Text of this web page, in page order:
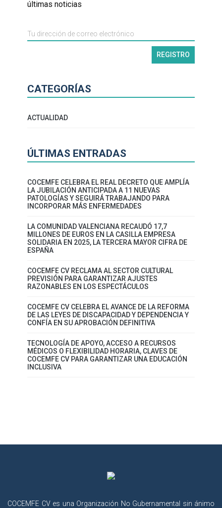
últimas noticias
CATEGORÍAS
ACTUALIDAD
ÚLTIMAS ENTRADAS
COCEMFE CELEBRA EL REAL DECRETO QUE AMPLÍA
LA JUBILACIÓN ANTICIPADA A 11 NUEVAS
PATOLOGÍAS Y SEGUIRÁ TRABAJANDO PARA
INCORPORAR MÁS ENFERMEDADES
LA COMUNIDAD VALENCIANA RECAUDÓ 17,7
MILLONES DE EUROS EN LA CASILLA EMPRESA
SOLIDARIA EN 2025, LA TERCERA MAYOR CIFRA DE
ESPAÑA
COCEMFE CV RECLAMA AL SECTOR CULTURAL
PREVISIÓN PARA GARANTIZAR AJUSTES
RAZONABLES EN LOS ESPECTÁCULOS
COCEMFE CV CELEBRA EL AVANCE DE LA REFORMA
DE LAS LEYES DE DISCAPACIDAD Y DEPENDENCIA Y
CONFÍA EN SU APROBACIÓN DEFINITIVA
TECNOLOGÍA DE APOYO, ACCESO A RECURSOS
MÉDICOS O FLEXIBILIDAD HORARIA, CLAVES DE
COCEMFE CV PARA GARANTIZAR UNA EDUCACIÓN
INCLUSIVA
COCEMFE CV es una Organización No Gubernamental sin ánimo